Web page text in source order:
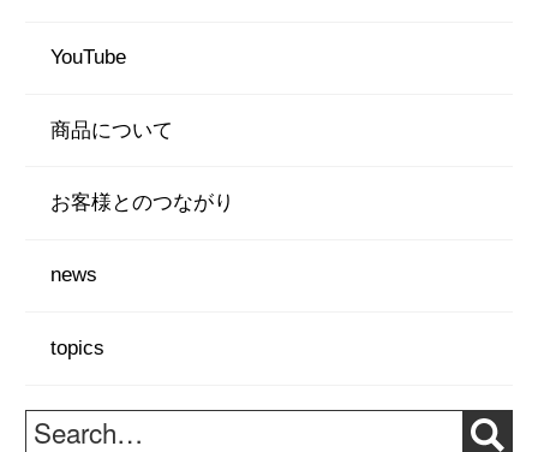
o
k
YouTube
商品について
お客様とのつながり
news
topics